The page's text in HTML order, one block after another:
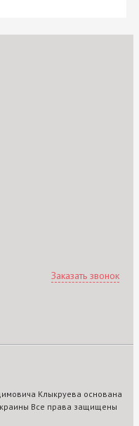
Заказать звонок
Клыкруева основана
Все права защищены